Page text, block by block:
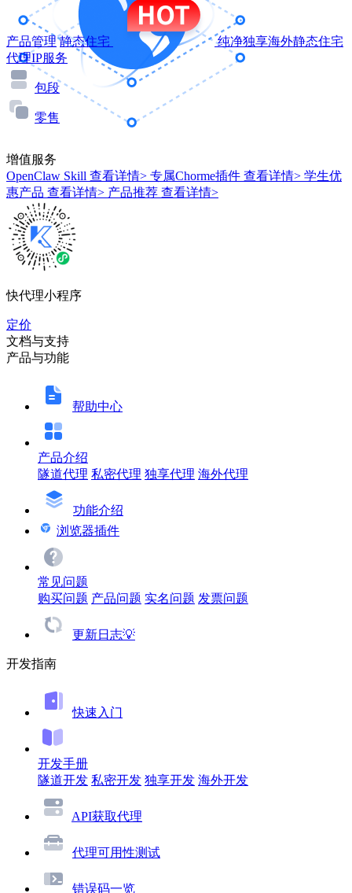
产品管理 静态住宅
纯净独享海外静态住宅
代理IP服务
包段
零售
增值服务
OpenClaw Skill 查看详情> 专属Chorme插件 查看详情> 学生优
惠产品 查看详情> 产品推荐 查看详情>
快代理小程序
定价
文档与支持
产品与功能
帮助中心
产品介绍
隧道代理 私密代理 独享代理 海外代理
功能介绍
浏览器插件
常见问题
购买问题 产品问题 实名问题 发票问题
更新日志💡
开发指南
快速入门
开发手册
隧道开发 私密开发 独享开发 海外开发
API获取代理
代理可用性测试
错误码一览